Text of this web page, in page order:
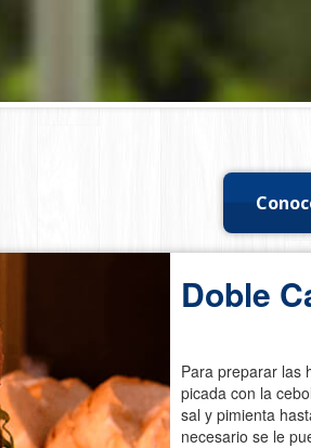
Doble
Para preparar las
picada con la
sal y pimienta
necesario se le